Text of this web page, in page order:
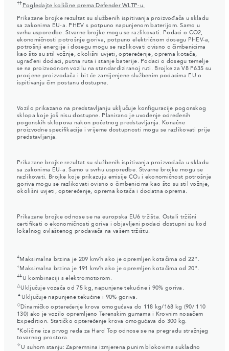
†† Pogledajte količine prema Defender WLTP-u.
Prikazane brojke rezultat su službenih ispitivanja proizvođača u skladu
sa zakonima EU-a. PHEV s potpuno napunjenom baterijom. Samo u
svrhu usporedbe. Stvarne brojke mogu se razlikovati. Podaci o CO2,
ekonomičnosti potrošnje goriva, potpuno električnom dosegu PHEV-a,
potrošnji energije i dosegu mogu se razlikovati ovisno o čimbenicima
kao što su stil vožnje, okolišni uvjeti, opterećenje, oprema kotača,
ugrađeni dodaci, putna ruta i stanje baterije. Podaci o dosegu temelje
se na proizvodnom vozilu na standardiziranoj ruti. Brojke za V8 P635 su
procjene proizvođača i bit će zamijenjene službenim podacima EU o
ispitivanju čim postanu dostupne.
Vozilo prikazano na predstavljanju uključuje konfiguracije pogonskog
sklopa koje još nisu dostupne. Planirano je uvođenje određenih
pogonskih sklopova nakon početnog predstavljanja. Konačne
proizvodne specifikacije i vrijeme dostupnosti mogu se razlikovati prije
predstavljanja.
Prikazane brojke rezultat su službenih ispitivanja proizvođača u skladu
sa zakonima EU-a. Samo u svrhu usporedbe. Stvarne brojke mogu se
razlikovati. Brojke koje prikazuju emisije CO₂ i ekonomičnost potrošnje
goriva mogu se razlikovati ovisno o čimbenicima kao što su stil vožnje,
okolišni uvjeti, opterećenje, oprema kotača i dodatna oprema.
Prikazane brojke odnose se na europska EU6 tržišta. Ostali tržišni
certifikati o ekonomičnosti goriva i objavljeni podaci dostupni su kod
lokalnog ovlaštenog prodavača na vašem tržištu.
‡ Maksimalna brzina je 209 km/h ako je opremljen kotačima od 22".
⬨ Maksimalna brzina je 191 km/h ako je opremljen kotačima od 20".
‡‡ U kombinaciji s elektromotorom.
△ Uključuje vozača od 75 kg, napunjene tekućine i 90% goriva.
▲ Uključuje napunjene tekućine i 90% goriva.
◇Dinamičko opterećenje krova omogućava do 118 kg/168 kg (90/ 110
130) ako je vozilo opremljeno Terenskim gumama i Krovnim nosačem
Expedition. Statičko opterećenje krova omogućava do 300 kg.
⬧ Količine iza prvog reda za Hard Top odnose se na pregradu stražnjeg
tovarnog prostora.
✧ U suhom stanju: Zapremnina izmjerena punim blokovima sukladno